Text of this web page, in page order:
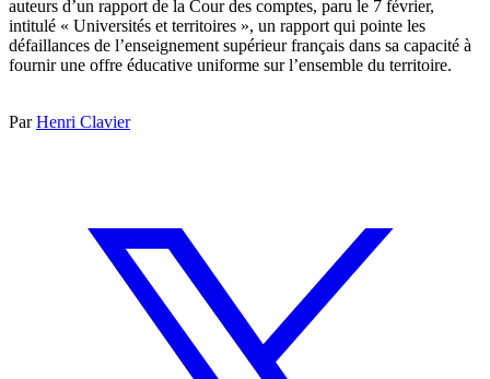
auteurs d’un rapport de la Cour des comptes, paru le 7 février,
intitulé « Universités et territoires », un rapport qui pointe les
défaillances de l’enseignement supérieur français dans sa capacité à
fournir une offre éducative uniforme sur l’ensemble du territoire.
ParHenri Clavier